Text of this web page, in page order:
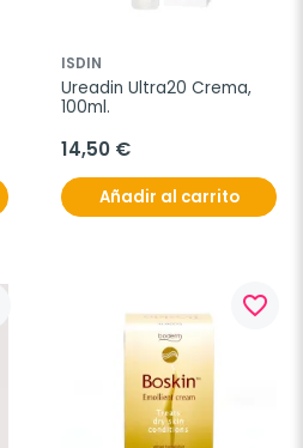
ISDIN
Ureadin Ultra20 Crema,
100ml.
14,50 €
Añadir al carrito
favorite_border